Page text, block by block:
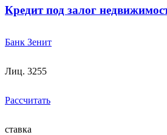
Кредит под залог
Банк Зенит
Лиц. 3255
Рассчитать
ставка